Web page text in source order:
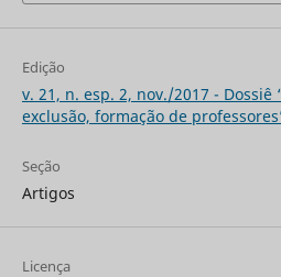
Edição
v. 21, n. esp. 2, nov./2017 -
exclusão, formação de
Seção
Artigos
Licença